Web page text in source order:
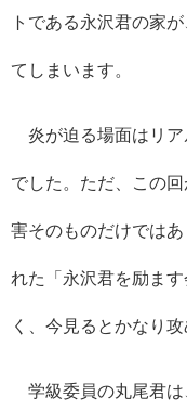
トである永沢君の家
てしまいます。
炎が迫る場面はリア
でした。ただ、この
害そのものだけでは
れた「永沢君を励ま
く、今見るとかなり
学級委員の丸尾君は